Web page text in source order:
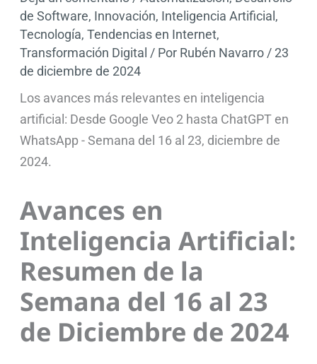
de Software, Innovación, Inteligencia Artificial,
Tecnología,Tendencias en Internet,
Transformación Digital / Por Rubén Navarro / 23
de diciembre de 2024
Los avances más relevantes en inteligencia
artificial: Desde Google Veo 2 hasta ChatGPT en
WhatsApp - Semana del 16 al 23, diciembre de
2024.
Avances en
Inteligencia Artificial:
Resumen de la
Semana del 16 al 23
de Diciembre de 2024